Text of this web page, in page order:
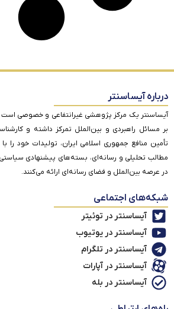
درباره آیساسنتر
آیساسنتر یک مرکز پژوهشی غیرانتفاعی و خصوصی است
بر مسائل راهبردی و بین‌الملل تمرکز داشته و
تأمین منافع جمهوری اسلامی ایران، تولیدات خود را
مطالب تحلیلی و رسانه‌ای، بسته‌های پیشنهادی
در عرصه بین‌الملل و فضای رسانه‌ای ارائه می‌کنند.
شبکه‌های اجتماعی
آیساسنتر در توئیتر
آیساسنتر در یوتیوب
آیساسنتر در تلگرام
آیساسنتر در آپارات
آیساسنتر در بله